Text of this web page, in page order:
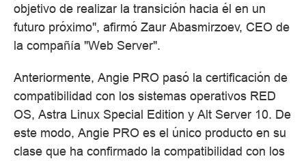
objetivo de realizar la transición hacia él en un
futuro próximo", afirmó Zaur Abasmirzoev, CEO de
la compañía "Web Server".
Anteriormente, Angie PRO pasó la certificación de
compatibilidad con los sistemas operativos RED
OS, Astra Linux Special Edition y Alt Server 10. De
este modo, Angie PRO es el único producto en su
clase que ha confirmado la compatibilidad con los